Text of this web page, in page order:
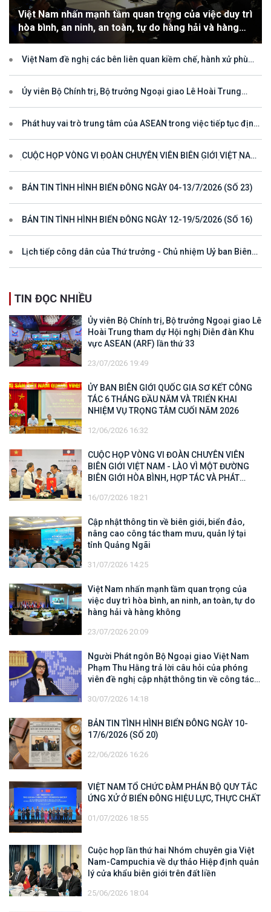
Việt Nam nhấn mạnh tầm quan trọng của việc duy trì
hòa bình, an ninh, an toàn, tự do hàng hải và hàng
không
Việt Nam đề nghị các bên liên quan kiềm chế, hành xử phù
phán đối với vùng đặc quyền kinh tế và thềm lục địa của quốc gia
ven biển
Ủy viên Bộ Chính trị, Bộ trưởng Ngoại giao Lê Hoài Trung
Phát huy vai trò trung tâm của ASEAN trong việc tiếp tục định
CUỘC HỌP VÒNG VI ĐOÀN CHUYÊN VIÊN BIÊN GIỚI VIỆT NAM
TRIỂN
BẢN TIN TÌNH HÌNH BIỂN ĐÔNG NGÀY 04-13/7/2026 (SỐ 23)
BẢN TIN TÌNH HÌNH BIỂN ĐÔNG NGÀY 12-19/5/2026 (SỐ 16)
Lịch tiếp công dân của Thứ trưởng - Chủ nhiệm Uỷ ban Biên
TIN ĐỌC NHIỀU
Ủy viên Bộ Chính trị, Bộ trưởng Ngoại giao Lê
Hoài Trung tham dự Hội nghị Diễn đàn Khu
vực ASEAN (ARF) lần thứ 33
23/07/2026 19:49
ỦY BAN BIÊN GIỚI QUỐC GIA SƠ KẾT CÔNG
TÁC 6 THÁNG ĐẦU NĂM VÀ TRIỂN KHAI
NHIỆM VỤ TRỌNG TÂM CUỐI NĂM 2026
12/06/2026 16:32
CUỘC HỌP VÒNG VI ĐOÀN CHUYÊN VIÊN
BIÊN GIỚI VIỆT NAM - LÀO VÌ MỘT ĐƯỜNG
BIÊN GIỚI HÒA BÌNH, HỢP TÁC VÀ PHÁT
16/07/2026 18:21
Cập nhật thông tin về biên giới, biển đảo,
nâng cao công tác tham mưu, quản lý tại
tỉnh Quảng Ngãi
31/07/2026 14:25
Việt Nam nhấn mạnh tầm quan trọng của
việc duy trì hòa bình, an ninh, an toàn, tự do
hàng hải và hàng không
23/07/2026 20:09
Người Phát ngôn Bộ Ngoại giao Việt Nam
Phạm Thu Hằng trả lời câu hỏi của phóng
viên đề nghị cập nhật thông tin về công tác
trên tàu Khôi Nguyên 18
30/07/2026 14:18
BẢN TIN TÌNH HÌNH BIỂN ĐÔNG NGÀY 10-
17/6/2026 (SỐ 20)
22/06/2026 16:26
VIỆT NAM TỔ CHỨC ĐÀM PHÁN BỘ QUY TẮC
ỨNG XỬ Ở BIỂN ĐÔNG HIỆU LỰC, THỰC CHẤT
01/07/2026 18:55
Cuộc họp lần thứ hai Nhóm chuyên gia Việt
Nam-Campuchia về dự thảo Hiệp định quản
lý cửa khẩu biên giới trên đất liền
25/06/2026 18:04